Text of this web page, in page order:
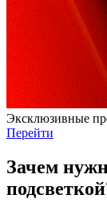
Эксклюзивные
Перейти
Зачем